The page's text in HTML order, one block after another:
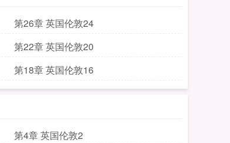
第26章 英国伦敦24
第22章 英国伦敦20
第18章 英国伦敦16
第4章 英国伦敦2